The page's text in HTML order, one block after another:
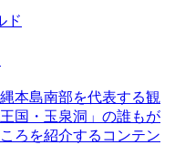
本島南部を代表する観
国・玉泉洞」の誰もが
ろを紹介するコンテン